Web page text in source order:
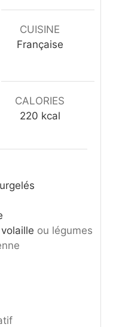
CUISINE
Française
CALORIES
220 kcal
ou légumes